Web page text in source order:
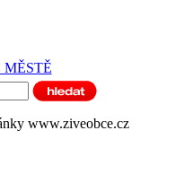
www.ziveobce.cz